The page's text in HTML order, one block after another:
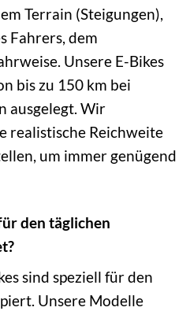
Terrain (Steigungen),
Fahrers, dem
Unsere E-Bikes
bis zu 150 km bei
ausgelegt. Wir
realistische Reichweite
um immer genügend
den täglichen
sind speziell für den
Unsere Modelle